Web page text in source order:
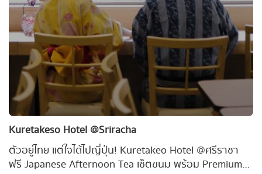
Kuretakeso Hotel @Sriracha
ตัวอยู่ไทย แต่ใจได้ไปญี่ปุ่น! Kuretakeo Hotel @ศรีราชา
ฟรี Japanese Afternoon Tea เซ็ตขนม พร้อม Premium